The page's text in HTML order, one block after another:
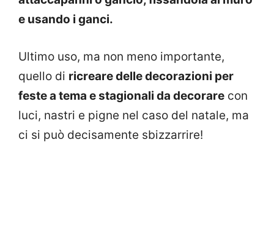
e usando i ganci.
Ultimo uso, ma non meno importante,
quello di ricreare delle decorazioni per
feste a tema e stagionali da decorare con
luci, nastri e pigne nel caso del natale, ma
ci si può decisamente sbizzarrire!